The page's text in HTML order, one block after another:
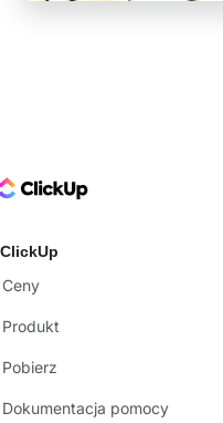
Logo
ClickUp
Ceny
Produkt
Pobierz
Dokumentacja pomocy